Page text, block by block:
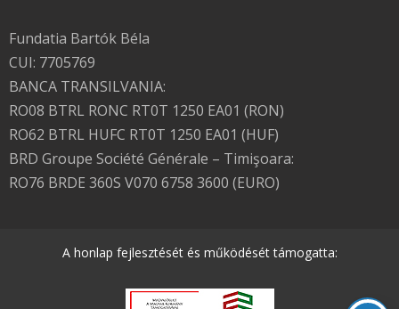
Fundatia Bartók Béla
CUI: 7705769
BANCA TRANSILVANIA:
RO08 BTRL RONC RT0T 1250 EA01 (RON)
RO62 BTRL HUFC RT0T 1250 EA01 (HUF)
BRD Groupe Société Générale – Timişoara:
RO76 BRDE 360S V070 6758 3600 (EURO)
A honlap fejlesztését és működését támogatta: